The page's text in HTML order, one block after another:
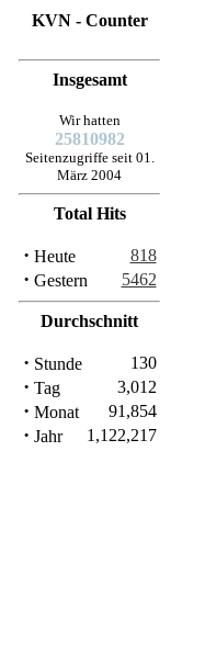
KVN - Counter
Insgesamt
Wir hatten
25810982
Seitenzugriffe seit 01.
März 2004
Total Hits
· Heute 818
· Gestern 5462
Durchschnitt
· Stunde 130
· Tag 3,012
· Monat 91,854
· Jahr 1,122,217